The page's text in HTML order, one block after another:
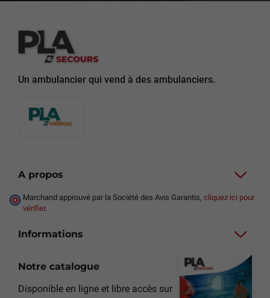
Un ambulancier qui vend à des ambulanciers.
A propos
Marchand approuvé par la Société des Avis Garantis, cliquez ici pour
vérifier.
Informations
Notre catalogue
Disponible en ligne et libre accès sur